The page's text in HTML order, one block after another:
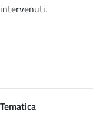
intervenuti.
Tematica